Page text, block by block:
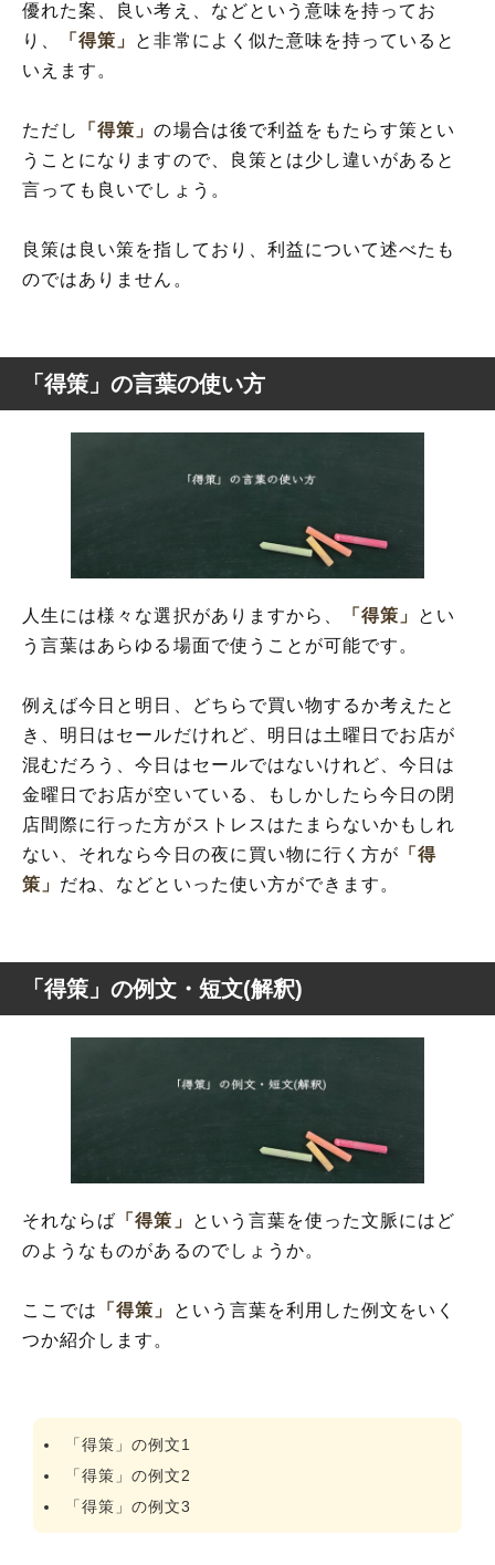
優れた案、良い考え、などという意味を持ってお
り、
「得策」 と非常によく似た意味を持っていると
いえます。
ただし 「得策」の場合は後で利益をもたらす策とい
うことになりますので、良策とは少し違いがあると
言っても良いでしょう。
良策は良い策を指しており、利益について述べたも
のではありません。
「得策」の言葉の使い方
人生には様々な選択がありますから、 「得策」 とい
う言葉はあらゆる場面で使うことが可能です。
例えば今日と明日、どちらで買い物するか考えたと
き、明日はセールだけれど、明日は土曜日でお店が
混むだろう、今日はセールではないけれど、今日は
金曜日でお店が空いている、もしかしたら今日の閉
店間際に行った方がストレスはたまらないかもしれ
ない、それなら今日の夜に買い物に行く方が 「得
策」 だね、などといった使い方ができます。
「得策」の例文・短文(解釈)
それならば 「得策」
という言葉を使った文脈にはど
のようなものがあるのでしょうか。
ここでは 「得策」
という言葉を利用した例文をいく
つか紹介します。
「得策」の例文1
「得策」の例文2
「得策」の例文3